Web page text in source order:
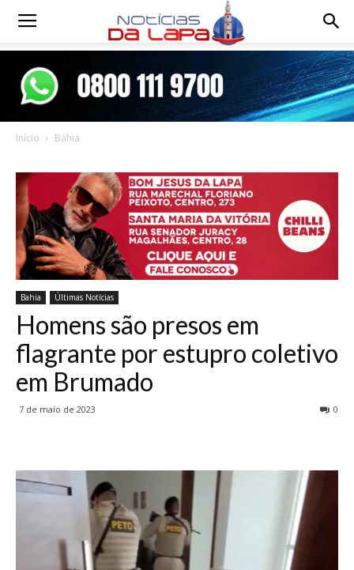
Notícias
Início Bahia
Bahia Últimas Notícias
Homens são presos em
flagrante por estupro coletivo
em Brumado
7 de maio de 2023 0